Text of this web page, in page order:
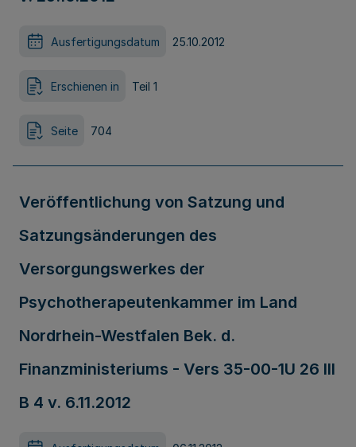
Ausfertigungsdatum 25.10.2012
Erschienen in Teil 1
Seite 704
Veröffentlichung von Satzung und
Satzungsänderungen des
Versorgungswerkes der
Psychotherapeutenkammer im Land
Nordrhein-Westfalen Bek. d.
Finanzministeriums - Vers 35-00-1U 26 III
B 4 v. 6.11.2012